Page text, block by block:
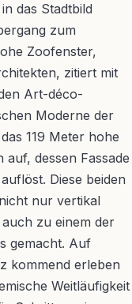
das Stadtbild
zum
Zoofenster,
zitiert mit
Art-déco-
Moderne der
119 Meter hohe
dessen Fassade
Diese beiden
nur vertikal
zu einem der
gemacht. Auf
kommend erleben
Weitläufigkeit